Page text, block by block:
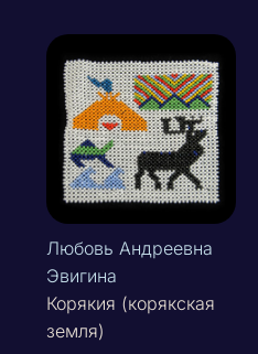
Любовь Андреевна
Эвигина
Корякия (корякская
земля)